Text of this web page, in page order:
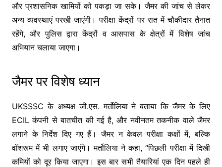
और प्रशासनिक खामियों को पकड़ा जा सके। जैमर की जांच से लेकर
अन्य व्यवस्थाएं परखी जाएंगी। परीक्षा केंद्रों पर रात में चौकीदार तैनात
रहेंगे, और पुलिस द्वारा केंद्रों व आसपास के क्षेत्रों में विशेष जांच
अभियान चलाया जाएगा।
जैमर पर विशेष ध्यान
UKSSSC के अध्यक्ष जी.एस. मर्तोलिया ने बताया कि जैमर के लिए
ECIL कंपनी से बातचीत की गई है, और नवीनतम तकनीक वाले जैमर
लगाने के निर्देश दिए गए हैं। जैमर न केवल परीक्षा कक्षों में, बल्कि
वॉशरूम में भी लगाए जाएंगे। मर्तोलिया ने कहा, “पिछली परीक्षा में दिखी
कमियों को दूर किया जाएगा। इस बार सभी तैयारियां एक दिन पहले ही